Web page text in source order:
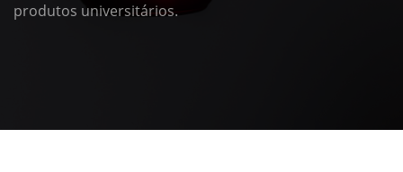
produtos universitários.